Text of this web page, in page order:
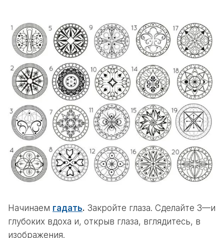
Начинаем гадать. Закройте глаза. Сделайте 3—и
глубоких вдоха и, открыв глаза, вглядитесь, в
изображения.